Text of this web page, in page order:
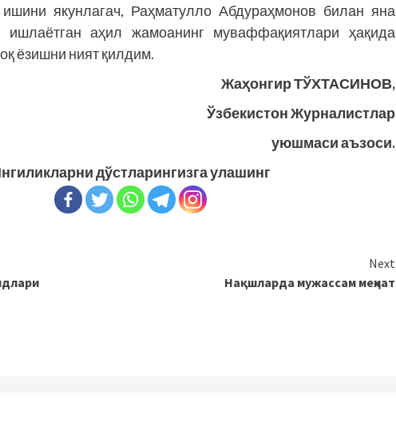
ишини якунлагач, Раҳматулло Абдураҳмонов билан яна
аҳил жамоанинг муваффақиятлари ҳақида
ёзишни ният қилдим.
Жаҳонгир ТЎХТАСИНОВ,
Ўзбекистон Журналистлар
уюшмаси аъзоси.
дўстларингизга улашинг
Next
Нақшларда мужассам меҳнат